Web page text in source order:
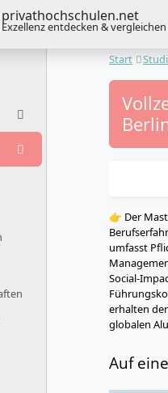
privathochschulen.net
Exzellenz entdecken & vergleichen
Start
👉 Der
umfasst
Social-
erhalten
globalen
Auf